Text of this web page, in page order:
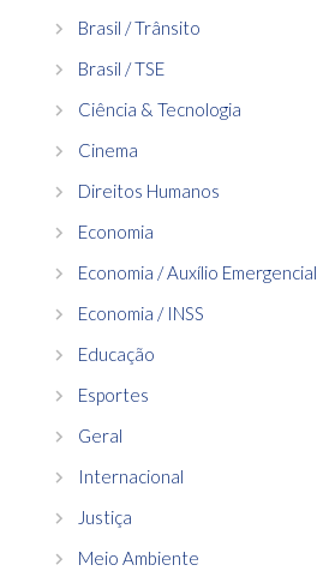
Brasil / Trânsito
Brasil / TSE
Ciência & Tecnologia
Cinema
Direitos Humanos
Economia
Economia / Auxílio Emergencial
Economia / INSS
Educação
Esportes
Geral
Internacional
Justiça
Meio Ambiente